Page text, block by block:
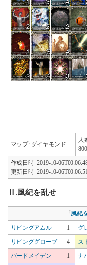
マップ: ダイヤモンド
人
作成日時: 2019-10-
更新日時: 2019-10-
Ⅱ.風紀を乱せ
「 風紀
リビングアムル 1 グ
リビンググローブ 4 ス
バードメイデン 1 ナ